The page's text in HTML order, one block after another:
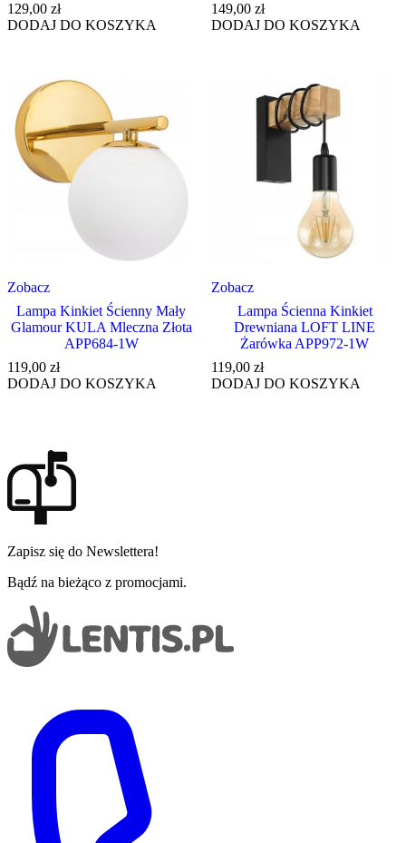
129,00 zł
DODAJ DO KOSZYKA
149,00 zł
DODAJ DO KOSZYKA
Zobacz
Lampa Kinkiet Ścienny Mały
Glamour KULA Mleczna Złota
APP684-1W
119,00 zł
DODAJ DO KOSZYKA
Zobacz
Lampa Ścienna Kinkiet
Drewniana LOFT LINE
Żarówka APP972-1W
119,00 zł
DODAJ DO KOSZYKA
Zapisz się do Newslettera!
Bądź na bieżąco z promocjami.